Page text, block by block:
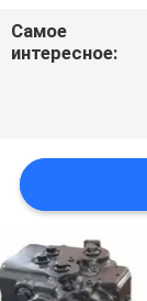
SITEMAP
Самое
интересное: